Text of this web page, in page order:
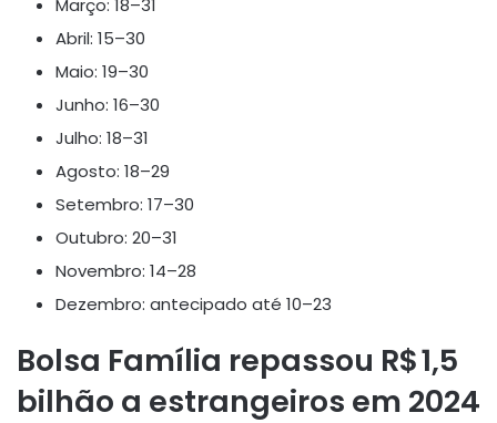
Março: 18–31
Abril: 15–30
Maio: 19–30
Junho: 16–30
Julho: 18–31
Agosto: 18–29
Setembro: 17–30
Outubro: 20–31
Novembro: 14–28
Dezembro: antecipado até 10–23
Bolsa Família repassou R$ 1,5
bilhão a estrangeiros em 2024